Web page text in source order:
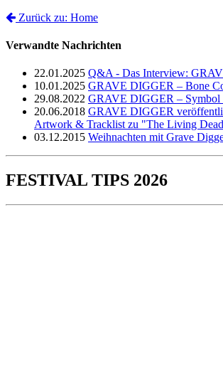
Zurück zu: Home
Verwandte Nachrichten
22.01.2025 Q&A - Das Interview:
10.01.2025 GRAVE DIGGER – Bone
29.08.2022 GRAVE DIGGER – Symbol
20.06.2018 GRAVE DIGGER
Artwork & Tracklist zu "The Living
03.12.2015 Weihnachten mit Grave
FESTIVAL TIPS 2026